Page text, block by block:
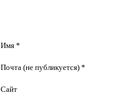
Имя *
Почта (не публикуется) *
Сайт